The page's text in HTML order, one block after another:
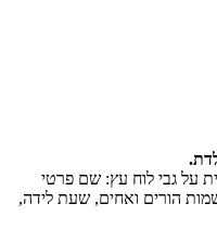
על גבי לוח עץ: שם פרטי
הורים ואחים, שעת לידה,